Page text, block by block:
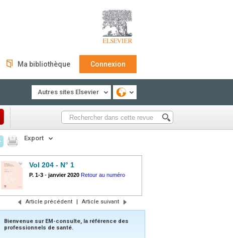
Ma bibliothèque Connexion
Autres sites Elsevier
Export
Vol 204 - N° 1
P. 1-3 - janvier 2020 Retour au numéro
Article précédent | Article suivant
Bienvenue sur EM-consulte, la référence des
professionnels de santé.